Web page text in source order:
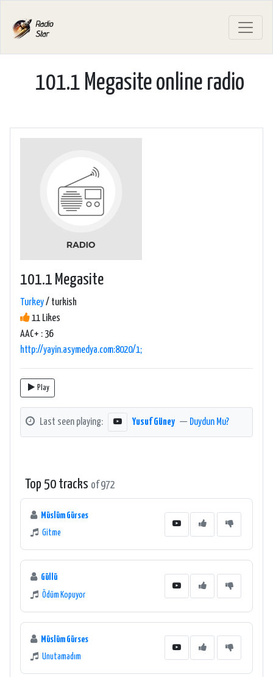
101.1 Megasite online radio
101.1 Megasite
Turkey/ turkish
11 Likes
AAC+ : 36
http://yayin.asymedya.com:8020/1;
Play
Last seen playing: Yusuf Güney — Duydun Mu?
Top 50 tracks of 972
Müslüm Gürses
Gitme
Güllü
Ödüm Kopuyor
Müslüm Gürses
Unutamadım